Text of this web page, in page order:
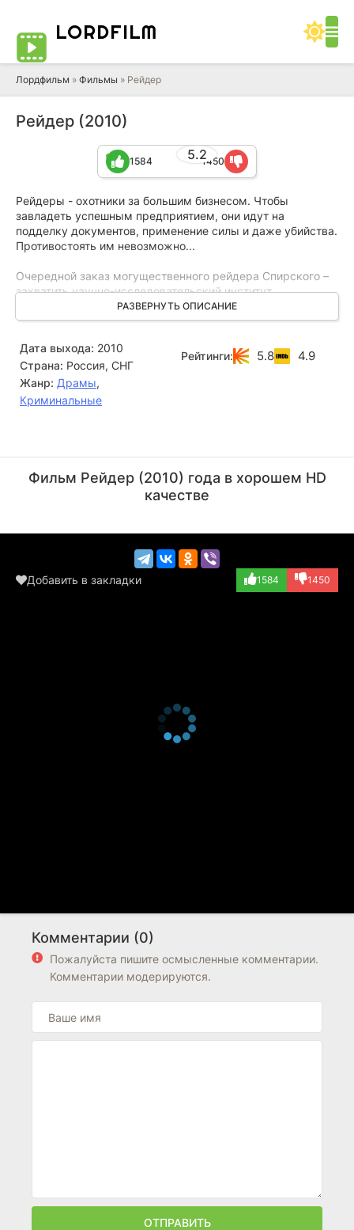
LORDFILM
Лордфильм » Фильмы » Рейдер
Рейдер (2010)
5.2
1584 1450
Рейдеры - охотники за большим бизнесом. Чтобы
завладеть успешным предприятием, они идут на
подделку документов, применение силы и даже убийства.
Противостоять им невозможно...
Очередной заказ могущественного рейдера Спирского –
захватить научно-исследовательский институт.
Смещенный с должности директор захваченного НИИ
обращается за помощью к известному адвокату Павлову.
случайному знакомству с очаровательной Настей, Павлов
узнает шокирующие факты о реальных причинах
рейдерского захвата...
РАЗВЕРНУТЬ ОПИСАНИЕ
Дата выхода: 2010
Страна: Россия, СНГ
Жанр: Драмы,
Криминальные
Рейтинги: 5.8 4.9
(Свечников)
Фильм Рейдер (2010) года в хорошем HD
качестве
Добавить в закладки 1584 1450
Комментарии (0)
Пожалуйста пишите осмысленные комментарии.
Комментарии модерируются.
ОТПРАВИТЬ